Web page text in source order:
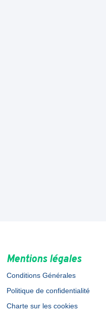
Mentions légales
Conditions Générales
Politique de confidentialité
Charte sur les cookies